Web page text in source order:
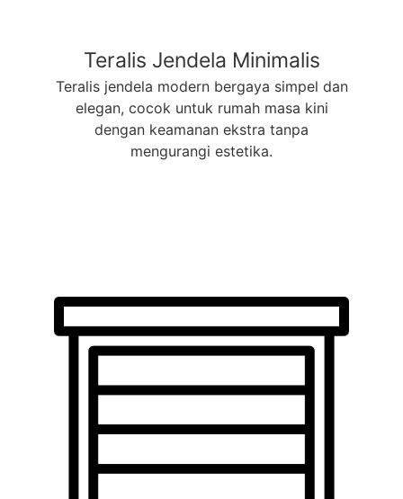
Teralis Jendela Minimalis
Teralis jendela modern bergaya simpel dan
elegan, cocok untuk rumah masa kini
dengan keamanan ekstra tanpa
mengurangi estetika.